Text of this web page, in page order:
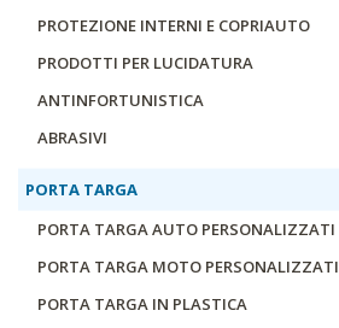
PROTEZIONE INTERNI E COPRIAUTO
PRODOTTI PER LUCIDATURA
ANTINFORTUNISTICA
ABRASIVI
PORTA TARGA
PORTA TARGA AUTO PERSONALIZZATI
PORTA TARGA MOTO PERSONALIZZATI
PORTA TARGA IN PLASTICA